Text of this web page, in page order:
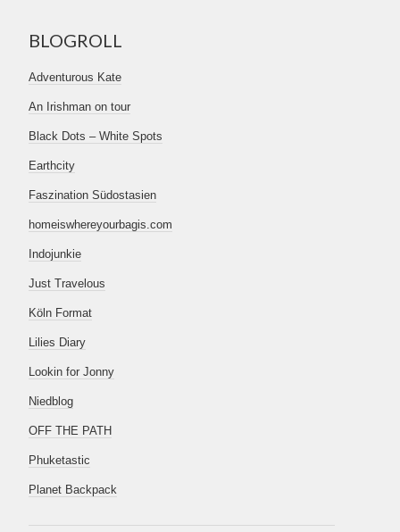
BLOGROLL
Adventurous Kate
An Irishman on tour
Black Dots – White Spots
Earthcity
Faszination Südostasien
homeiswhereyourbagis.com
Indojunkie
Just Travelous
Köln Format
Lilies Diary
Lookin for Jonny
Niedblog
OFF THE PATH
Phuketastic
Planet Backpack